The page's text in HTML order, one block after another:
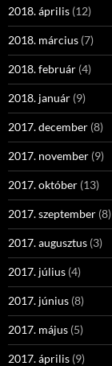
2018. április (12)
2018. március (7)
2018. február (4)
2018. január (9)
2017. december (8)
2017. november (9)
2017. október (13)
2017. szeptember (8)
2017. augusztus (3)
2017. július (4)
2017. június (8)
2017. május (5)
2017. április (9)